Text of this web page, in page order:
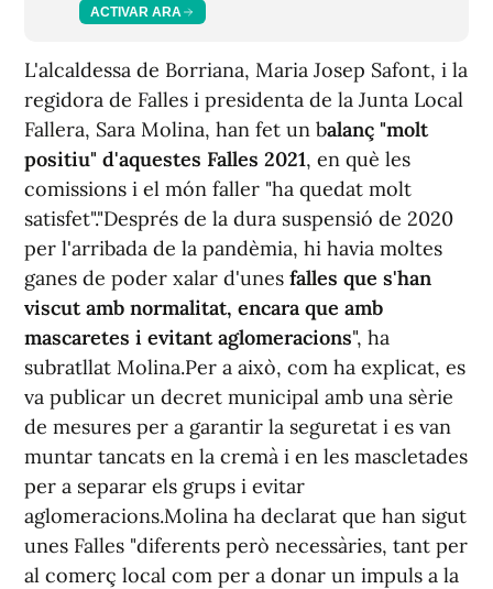
ACTIVAR ARA
L'alcaldessa de Borriana, Maria Josep Safont, i la
regidora de Falles i presidenta de la Junta Local
Fallera, Sara Molina, han fet un balanç "molt
positiu" d'aquestes Falles 2021, en què les
comissions i el món faller "ha quedat molt
satisfet"."Després de la dura suspensió de 2020
per l'arribada de la pandèmia, hi havia moltes
ganes de poder xalar d'unes falles que s'han
viscut amb normalitat, encara que amb
mascaretes i evitant aglomeracions", ha
subratllat Molina.Per a això, com ha explicat, es
va publicar un decret municipal amb una sèrie
de mesures per a garantir la seguretat i es van
muntar tancats en la cremà i en les mascletades
per a separar els grups i evitar
aglomeracions.Molina ha declarat que han sigut
unes Falles "diferents però necessàries, tant per
al comerç local com per a donar un impuls a la